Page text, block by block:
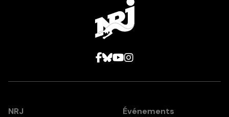
NRJ Événements